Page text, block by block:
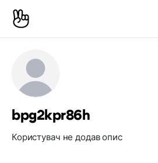
bpg2kpr86h
Користувач не додав опис